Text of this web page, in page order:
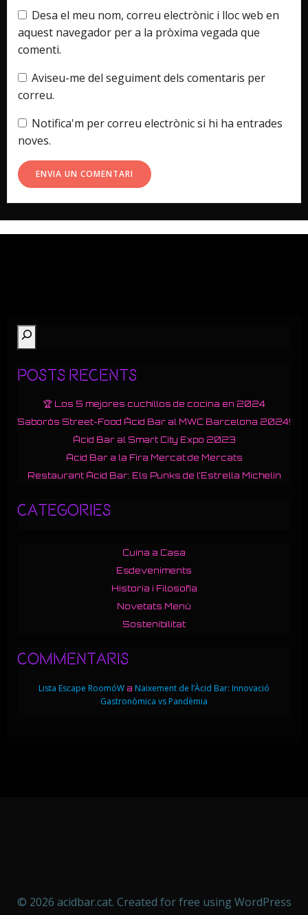
Desa el meu nom, correu electrònic i lloc web en
aquest navegador per a la pròxima vegada que
comenti.
Aviseu-me del seguiment dels comentaris per
correu.
Notifica'm per correu electrònic si hi ha entrades
noves.
Posts Recents
🏆 Los 5 mejores cuchillos de cocina en 2024
Saborós Street-Food Àcid Bar al MWC Barcelona 2024!
Àcid Bar al Smart City Expo 2023
Àcid Bar a la Fira Mercat de Mercats
Restaurant Àcid Bar: Els Punks de l’Estrella Michelin
Categories
Cuina a Casa
Esdeveniments
Historia i Filosofía
Novetats Menú
Sostenibilitat
Commentaris
Lista Escape RoomóW a Naixement de l’Àcid Bar: Innovació
Gastronòmica vs Pandèmia
© 2026 acidbar.cat. Created for free using WordPress